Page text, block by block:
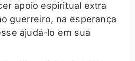
apoio espiritual extra
guerreiro, na esperança
ajudá-lo em sua